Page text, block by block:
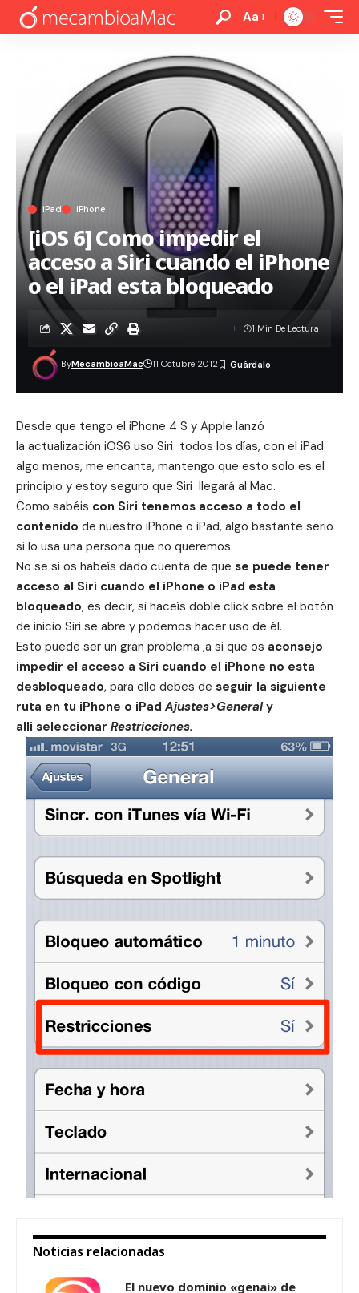
Aa
iPad iPhone
[iOS 6] Como impedir el
acceso a Siri cuando el iPhone
o el iPad esta bloqueado
ByMecambioaMac 11 Octubre 2012
1 Min De Lectura
Desde que tengo el iPhone 4 S y Apple lanzó
la actualización iOS6 uso Siri todos los días, con el iPad
algo menos, me encanta, mantengo que esto solo es el
principio y estoy seguro que Siri llegará al Mac.
Como sabéis con Siri tenemos acceso a todo el
contenido de nuestro iPhone o iPad, algo bastante serio
si lo usa una persona que no queremos.
No se si os habeís dado cuenta de que se puede tener
acceso al Siri cuando el iPhone o iPad esta
bloqueado, es decir, si haceís doble click sobre el botón
de inicio Siri se abre y podemos hacer uso de él.
Esto puede ser un gran problema ,a si que os aconsejo
impedir el acceso a Siri cuando el iPhone no esta
desbloqueado, para ello debes de seguir la siguiente
ruta en tu iPhone o iPad Ajustes>Generaly
alli seleccionar Restricciones.
Noticias relacionadas
El nuevo dominio «genai» de